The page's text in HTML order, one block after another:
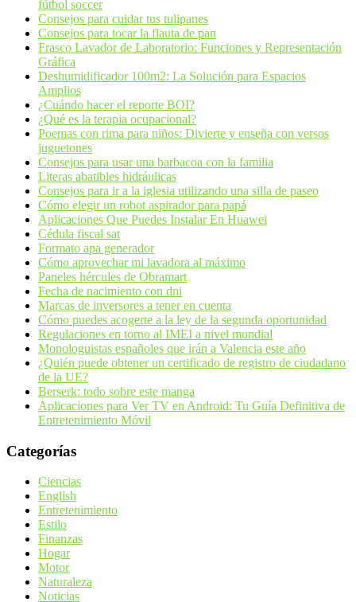
fútbol soccer
Consejos para cuidar tus tulipanes
Consejos para tocar la flauta de pan
Frasco Lavador de Laboratorio: Funciones y Representación
Gráfica
Deshumidificador 100m2: La Solución para Espacios
Amplios
¿Cuándo hacer el reporte BOI?
¿Qué es la terapia ocupacional?
Poemas con rima para niños: Divierte y enseña con versos
juguetones
Consejos para usar una barbacoa con la familia
Literas abatibles hidráulicas
Consejos para ir a la iglesia utilizando una silla de paseo
Cómo elegir un robot aspirador para papá
Aplicaciones Que Puedes Instalar En Huawei
Cédula fiscal sat
Formato apa generador
Cómo aprovechar mi lavadora al máximo
Paneles hércules de Obramart
Fecha de nacimiento con dni
Marcas de inversores a tener en cuenta
Cómo puedes acogerte a la ley de la segunda oportunidad
Regulaciones en torno al IMEI a nivel mundial
Monologuistas españoles que irán a Valencia este año
¿Quién puede obtener un certificado de registro de ciudadano
de la UE?
Berserk: todo sobre este manga
Aplicaciones para Ver TV en Android: Tu Guía Definitiva de
Entretenimiento Móvil
Categorías
Ciencias
English
Entretenimiento
Estilo
Finanzas
Hogar
Motor
Naturaleza
Noticias